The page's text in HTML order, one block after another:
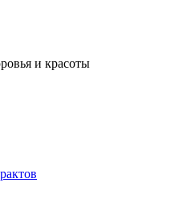
и красоты